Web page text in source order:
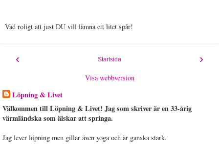
Vad roligt att just DU vill lämna ett litet spår!
‹ ›
Startsida
Visa webbversion
Löpning & Livet
Välkommen till Löpning & Livet! Jag som skriver är en 33-årig
värmländska som älskar att springa.
Jag lever löpning men gillar även yoga och är ganska stark.